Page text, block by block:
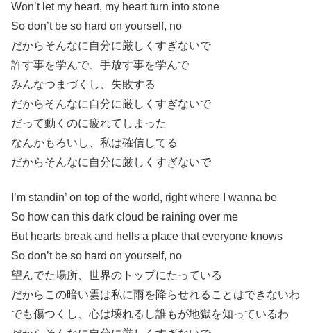
Won’t let my heart, my heart turn into stone
So don’t be so hard on yourself, no
だからそんなに自分に厳しくすぎないで
許す事を学んで、手放す事を学んで
みんなつまづくし、失敗する
だからそんなに自分に厳しくすぎないで
だって動くのに疲れてしまった
なんかもろいし、私は確信してる
だからそんなに自分に厳しくすぎないで
I’m standin’ on top of the world, right where I wanna be
So how can this dark cloud be raining over me
But hearts break and hells a place that everyone knows
So don’t be so hard on yourself, no
望んでた場所、世界のトップにたっている
だからこの暗い雲は私に雨を降らせれることはできないわ
でも傷つくし、心は壊れるし誰もが地獄を知っているわ